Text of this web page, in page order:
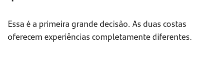
Essa é a primeira grande decisão. As duas costas
oferecem experiências completamente diferentes.